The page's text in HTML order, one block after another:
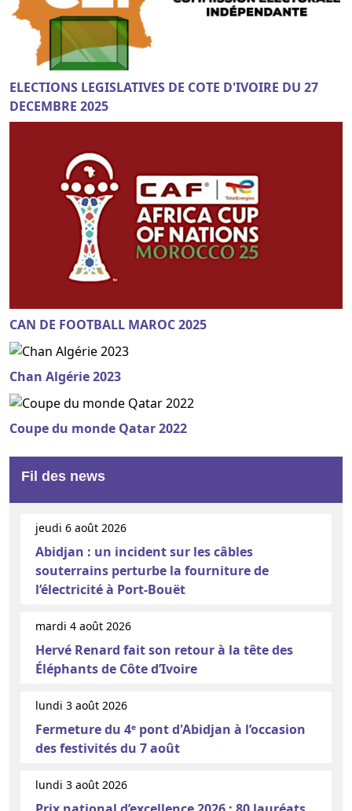
ELECTIONS LEGISLATIVES DE COTE D'IVOIRE DU 27
DECEMBRE 2025
CAN DE FOOTBALL MAROC 2025
Chan Algérie 2023
Coupe du monde Qatar 2022
Fil des news
jeudi 6 août 2026
Abidjan : un incident sur les câbles
souterrains perturbe la fourniture de
l’électricité à Port-Bouët
mardi 4 août 2026
Hervé Renard fait son retour à la tête des
Éléphants de Côte d’Ivoire
lundi 3 août 2026
Fermeture du 4ᵉ pont d'Abidjan à l’occasion
des festivités du 7 août
lundi 3 août 2026